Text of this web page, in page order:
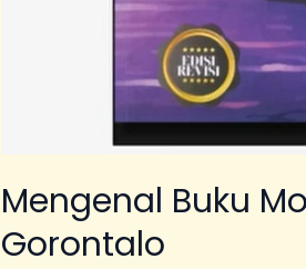
Mengenal Buku
Gorontalo